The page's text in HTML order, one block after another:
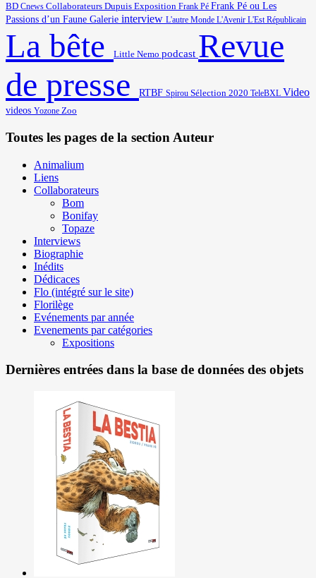
BD Cnews Collaborateurs Dupuis Exposition Frank Pé Frank Pé ou Les
Passions d’un Faune Galerie interview L'autre Monde L'Avenir L'Est Républicain
La bête Little Nemo podcast Revue
de presse
RTBF Spirou Sélection 2020 TeleBXL Video
videos Yozone Zoo
Toutes les pages de la section Auteur
Animalium
Liens
Collaborateurs
Bom
Bonifay
Topaze
Interviews
Biographie
Inédits
Dédicaces
Flo (intégré sur le site)
Florilège
Evénements par année
Evenements par catégories
Expositions
Dernières entrées dans la base de données des objets